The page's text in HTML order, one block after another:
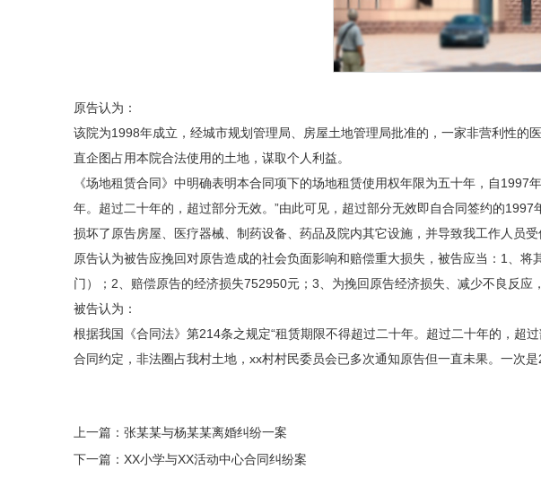
原告认为：
该院为1998年成立，经城市规划管理局、房屋土地管理局批准的，一家非营利性
直企图占用本院合法使用的土地，谋取个人利益。
《场地租赁合同》中明确表明本合同项下的场地租赁使用权年限为五十年，自
年。超过二十年的，超过部分无效。”由此可见，超过部分无效即自合同签约的
损坏了原告房屋、医疗器械、制药设备、药品及院内其它设施，并导致我工作人员受
原告认为被告应挽回对原告造成的社会负面影响和赔偿重大损失，被告应当：1、
门）；2、赔偿原告的经济损失752950元；3、为挽回原告经济损失、减少不良反应
被告认为：
根据我国《合同法》第214条之规定“租赁期限不得超过二十年。超过二十年的，超
合同约定，非法圈占我村土地，xx村村民委员会已多次通知原告但一直未果。一次
上一篇： 张某某与杨某某离婚纠纷一案
下一篇： XX小学与XX活动中心合同纠纷案